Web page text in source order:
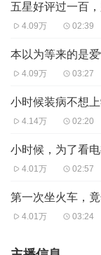
五星好评过一百
4.09万 02:39
本以为等来的是
4.09万 03:27
4.14万 02:20
小时候，为了看
4.01万 02:57
第一次坐火车，
4.01万 03:24